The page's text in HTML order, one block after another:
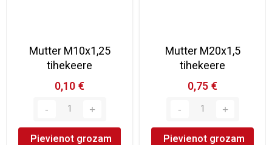
Mutter M10x1,25
tihekeere
0,10 €
Pievienot grozam
Mutter M20x1,5
tihekeere
0,75 €
Pievienot grozam